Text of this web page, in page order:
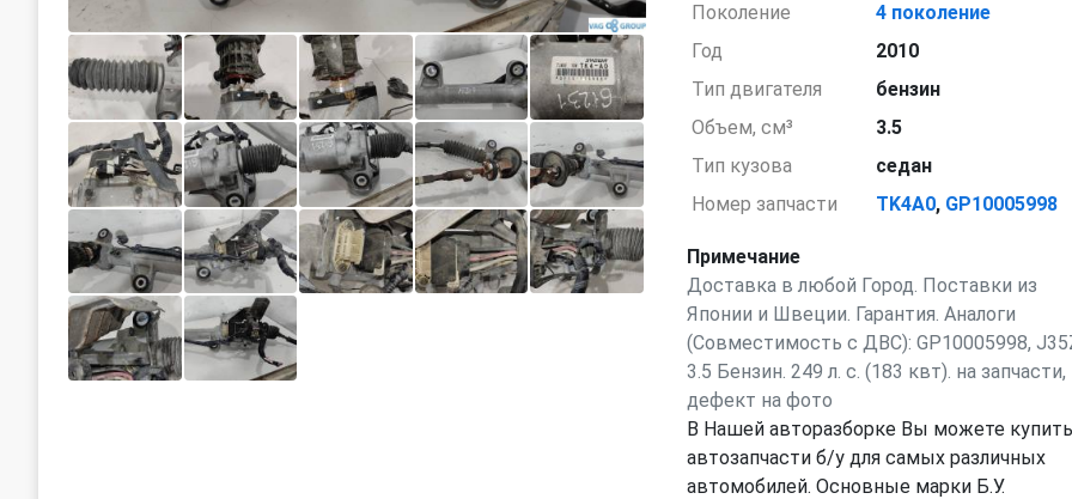
Поколение
4 поколение
Год
2010
Тип двигателя
бензин
Объем, см³
3.5
Тип кузова
седан
Номер запчасти
TK4A0, GP10005998
Примечание
Доставка в любой Город. Поставки из
Японии и Швеции. Гарантия. Аналоги
(Совместимость с ДВС): GP10005998,
3.5 Бензин. 249 л. с. (183 квт). на запчасти,
дефект на фото
В Нашей авторазборке Вы можете купить
автозапчасти б/у для самых различных
автомобилей. Основные марки Б.У.